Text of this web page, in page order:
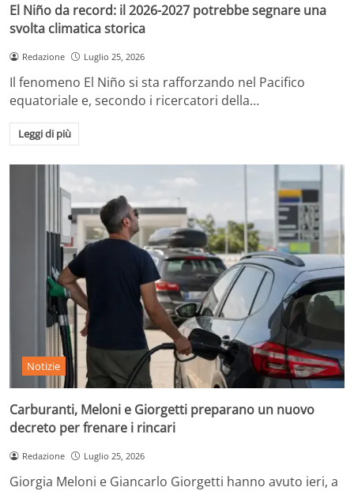
El Niño da record: il 2026-2027 potrebbe segnare una
svolta climatica storica
Redazione Luglio 25, 2026
Il fenomeno El Niño si sta rafforzando nel Pacifico
equatoriale e, secondo i ricercatori della…
Leggi di più
Notizie
Carburanti, Meloni e Giorgetti preparano un nuovo
decreto per frenare i rincari
Redazione Luglio 25, 2026
Giorgia Meloni e Giancarlo Giorgetti hanno avuto ieri, a